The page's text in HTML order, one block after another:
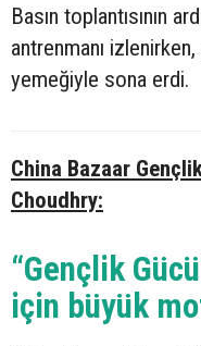
Basın toplantısının
antrenmanı
yemeğiyle sona erdi.
China Bazaar
Choudhry:
“Gençlik
için büyük